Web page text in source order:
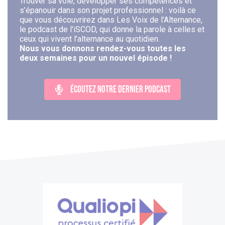
s’épanouir dans son projet professionnel : voilà ce
que vous découvrirez dans Les Voix de l’Alternance,
le podcast de l'iSCOD, qui donne la parole à celles et
ceux qui vivent l’alternance au quotidien.
Nous vous donnons rendez-vous toutes les
deux semaines pour un nouvel épisode !
ÉCOUTEZ NOTRE DERNIER PODCAST